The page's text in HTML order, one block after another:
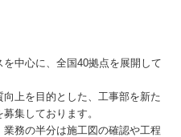
中心に、全国40拠点を展開して
上を目的とした、工事部を新た
集しております。
務の半分は施工図の確認や工程